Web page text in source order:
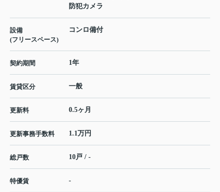
防犯カメラ
設備
(フリースペース)
コンロ備付
契約期間 1年
賃貸区分 一般
更新料 0.5ヶ月
更新事務手数料 1.1万円
総戸数 10戸 / -
特優賃 -